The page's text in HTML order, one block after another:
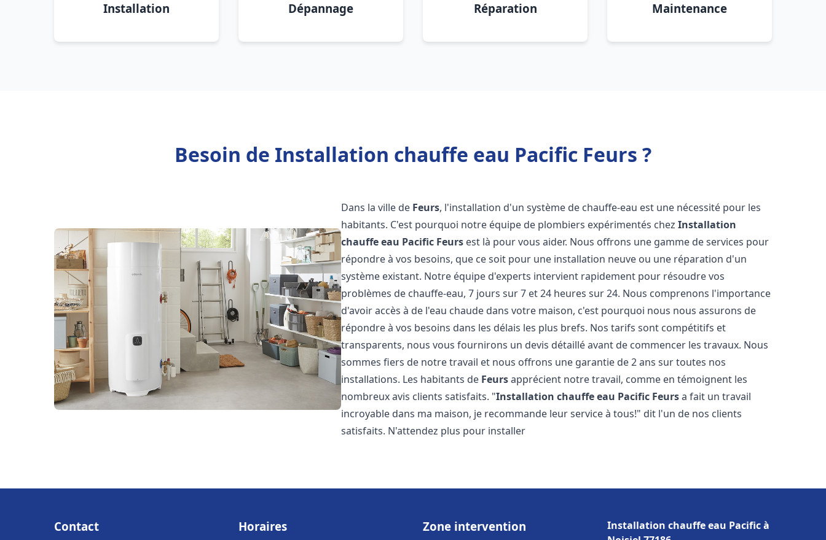
Installation Dépannage Réparation Maintenance
Besoin de Installation chauffe eau Pacific Feurs ?
Dans la ville de Feurs, l'installation d'un système de chauffe-eau est une nécessité pour les
habitants. C'est pourquoi notre équipe de plombiers expérimentés chezInstallation
chauffe eau Pacific Feurs est là pour vous aider. Nous offrons une gamme de services pour
répondre à vos besoins, que ce soit pour une installation neuve ou une réparation d'un
système existant. Notre équipe d'experts intervient rapidement pour résoudre vos
problèmes de chauffe-eau, 7 jours sur 7 et 24 heures sur 24. Nous comprenons l'importance
d'avoir accès à de l'eau chaude dans votre maison, c'est pourquoi nous nous assurons de
répondre à vos besoins dans les délais les plus brefs. Nos tarifs sont compétitifs et
transparents, nous vous fournirons un devis détaillé avant de commencer les travaux. Nous
sommes fiers de notre travail et nous offrons une garantie de 2 ans sur toutes nos
installations. Les habitants de Feursapprécient notre travail, comme en témoignent les
nombreux avis clients satisfaits. "Installation chauffe eau Pacific Feursa fait un travail
incroyable dans ma maison, je recommande leur service à tous!" dit l'un de nos clients
satisfaits. N'attendez plus pour installer
Contact Horaires Zone intervention
Installation chauffe eau Pacific à